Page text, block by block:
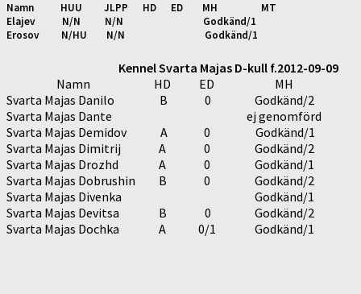
Namn HUU JLPP HD ED MH MT
Elajev N/N N/N Godkänd/1
Erosov N/HU N/N Godkänd/1
Kennel Svarta Majas D-kull f.2012-09-09
Namn
HD ED
MH
Svarta Majas Danilo
B 0
Godkänd/2
Svarta Majas Dante
ej genomförd
Svarta Majas Demidov
A 0
Godkänd/1
Svarta Majas Dimitrij
A 0
Godkänd/2
Svarta Majas Drozhd
A 0
Godkänd/1
Svarta Majas Dobrushin
B 0
Godkänd/2
Svarta Majas Divenka
Godkänd/1
Svarta Majas Devitsa
B 0
Godkänd/2
Svarta Majas Dochka
A 0/1 Godkänd/1